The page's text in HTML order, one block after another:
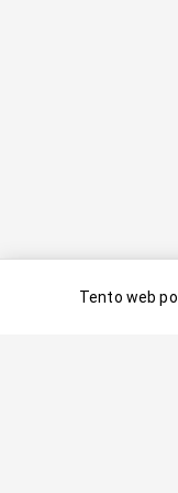
Tento web